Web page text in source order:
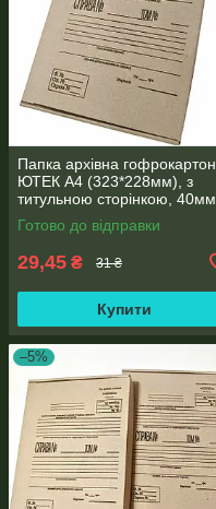
Папка архівна гофрокартон
ЮТЕК А4 (323*228мм), з
титульною сторінкою, 40мм,
місткість 250 аркушів
Готово до відправки
29,45 ₴ 31 ₴
Купити
–5%